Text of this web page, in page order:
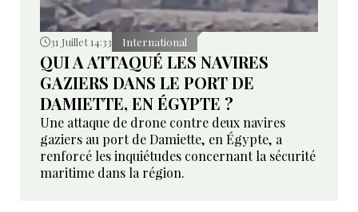
31 Juillet 14:33 International
QUI A ATTAQUÉ LES NAVIRES
GAZIERS DANS LE PORT DE
DAMIETTE, EN ÉGYPTE ?
Une attaque de drone contre deux navires
gaziers au port de Damiette, en Égypte, a
renforcé les inquiétudes concernant la sécurité
maritime dans la région.